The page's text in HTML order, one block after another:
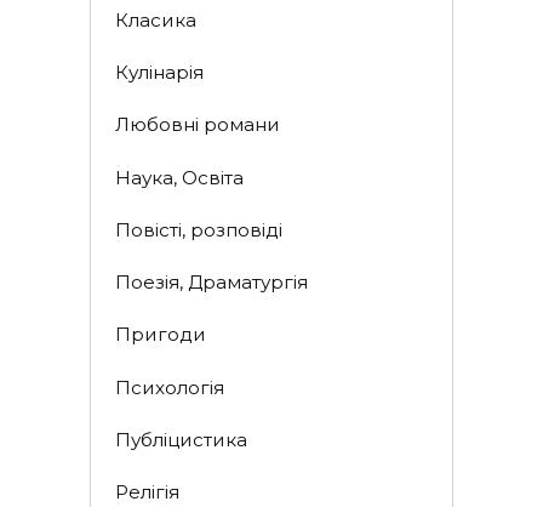
Класика
Кулінарія
Любовні романи
Наука, Освіта
Повісті, розповіді
Поезія, Драматургія
Пригоди
Психологія
Публіцистика
Релігія